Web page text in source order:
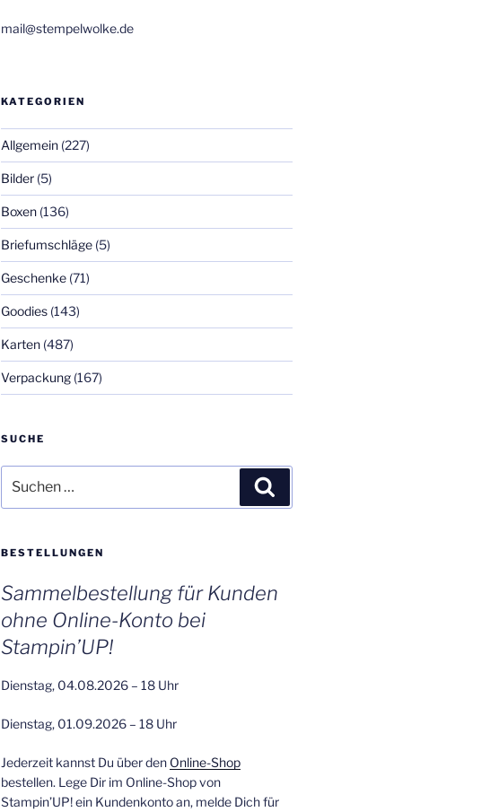
mail@stempelwolke.de
KATEGORIEN
Allgemein(227)
Bilder(5)
Boxen(136)
Briefumschläge(5)
Geschenke(71)
Goodies(143)
Karten(487)
Verpackung(167)
SUCHE
nach:
BESTELLUNGEN
Sammelbestellung für Kunden
ohne Online-Konto bei
Stampin’UP!
Dienstag, 04.08.2026 – 18 Uhr
Dienstag, 01.09.2026 – 18 Uhr
Jederzeit kannst Du über den Online-Shop
bestellen. Lege Dir im Online-Shop von
Stampin’UP! ein Kundenkonto an, melde Dich für